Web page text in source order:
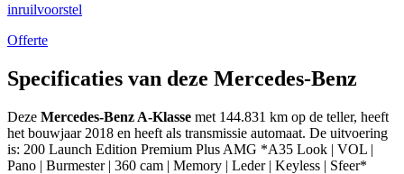
inruilvoorstel
Offerte
Specificaties van deze Mercedes-Benz
Deze Mercedes-Benz A-Klasse met 144.831 km op de teller, heeft
het bouwjaar 2018 en heeft als transmissie automaat. De uitvoering
is: 200 Launch Edition Premium Plus AMG *A35 Look | VOL |
Pano | Burmester | 360 cam | Memory | Leder | Keyless | Sfeer*